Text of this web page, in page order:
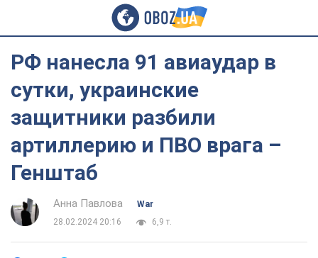
РФ нанесла 91 авиаудар в
сутки, украинские
защитники разбили
артиллерию и ПВО врага –
Генштаб
Анна Павлова
War
28.02.2024 20:16
6,9 т.